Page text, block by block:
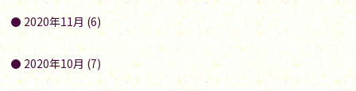
2020年11月 (6)
2020年10月 (7)